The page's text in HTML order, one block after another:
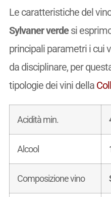
Le caratteristiche del
Sylvaner verdesi
principali parametri i cui
da disciplinare, per
tipologie dei vini della
Acidità min.
Alcool
Composizione vino